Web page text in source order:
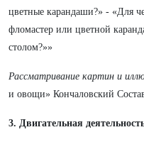
цветные карандаши?» - «Для
фломастер или цветной
столом?»»
Рассматривание картин и
и овощи» Кончаловский
3. Двигательная